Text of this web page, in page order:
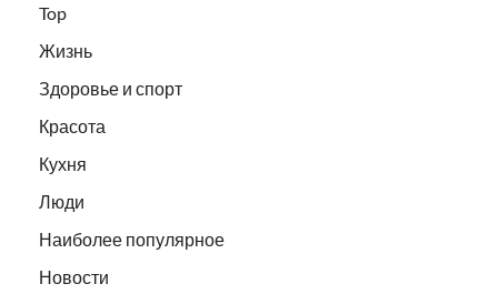
Top
Жизнь
Здоровье и спорт
Красота
Кухня
Люди
Наиболее популярное
Новости